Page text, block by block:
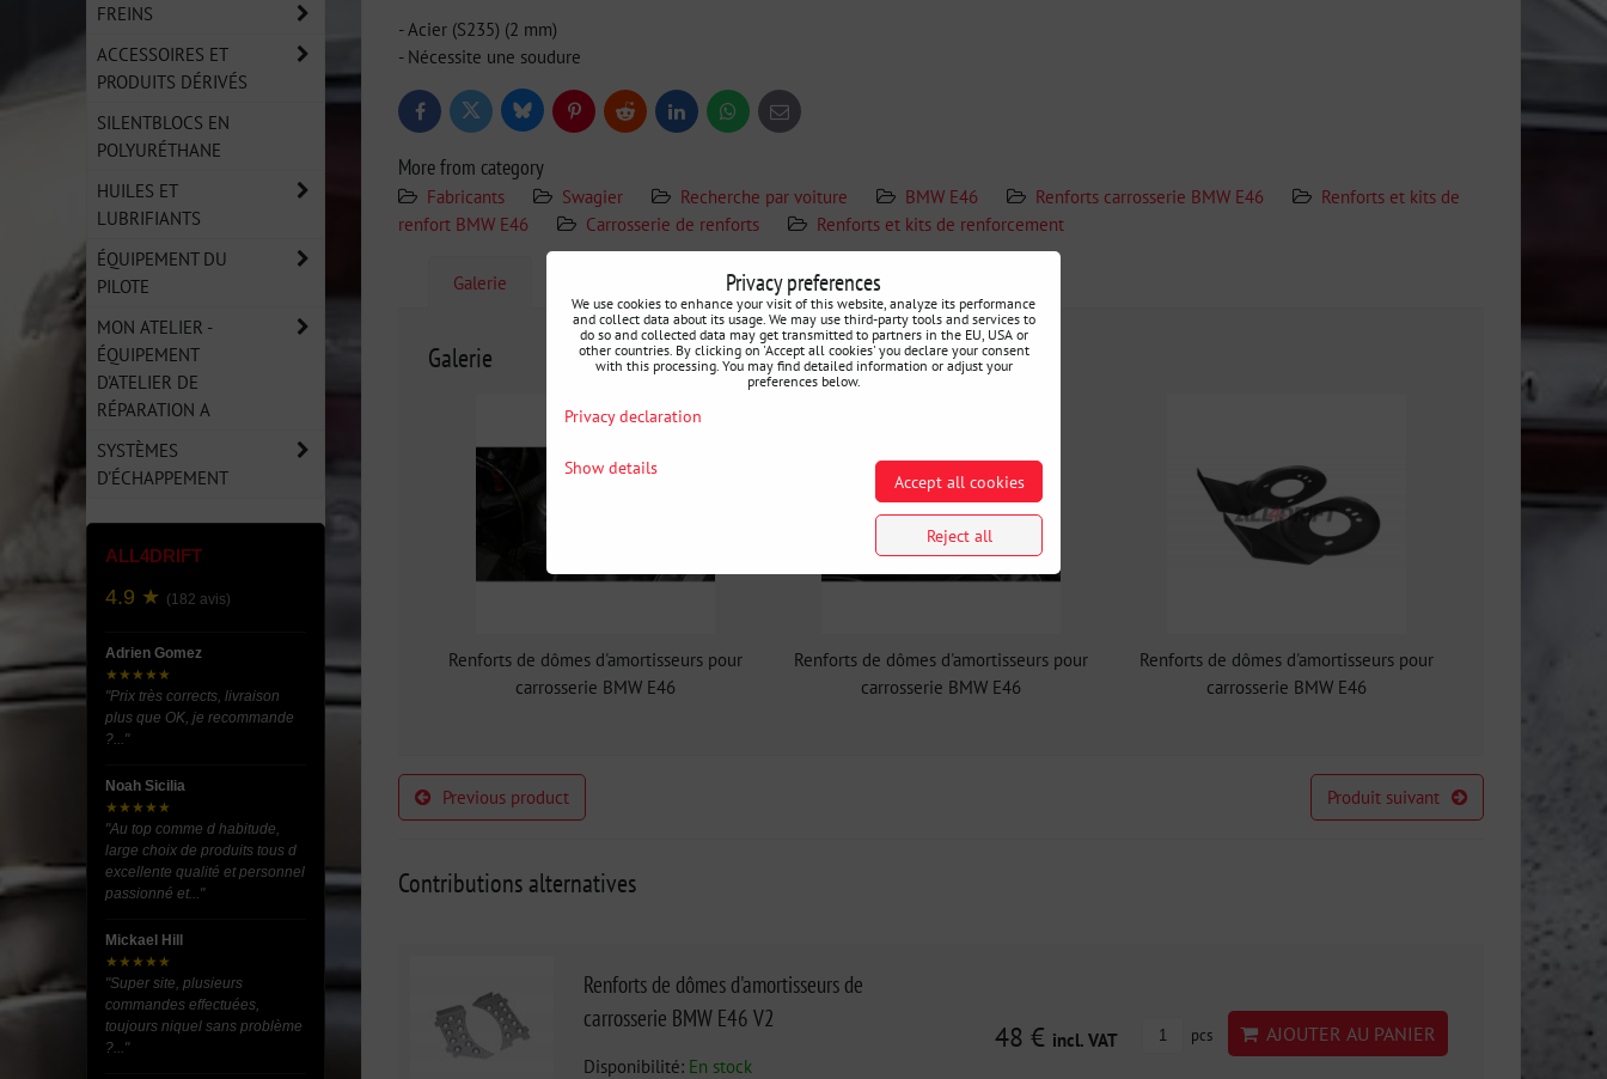
- Acier (S235) (2 mm)
- Nécessite une soudure
FacebookTwitter BlueskyPinterestReddit LinkedInWhatsApp
E-
mail
More from category
Fabricants Swagier Recherche par voiture BMW E46 Renforts carrosserie BMW E46
Renforts et kits de
renfort BMW E46
Carrosserie de renforts Renforts et kits de renforcement
Galerie Informations Complémentaires
Galerie
Renforts de dômes d'amortisseurs pour
carrosserie BMW E46
Renforts de dômes d'amortisseurs pour
carrosserie BMW E46
Renforts de dômes d'amortisseurs pour
carrosserie BMW E46
Previous product Produit suivant
Contributions alternatives
Renforts de dômes d'amortisseurs de
carrosserie BMW E46 V2
Disponibilité: En stock
48 € incl. VAT pcs AJOUTER AU PANIER
FREINS
ACCESSOIRES ET
PRODUITS DÉRIVÉS
SILENTBLOCS EN
POLYURÉTHANE
HUILES ET
LUBRIFIANTS
ÉQUIPEMENT DU
PILOTE
MON ATELIER -
ÉQUIPEMENT
D'ATELIER DE
RÉPARATION A
SYSTÈMES
D'ÉCHAPPEMENT
ALL4DRIFT
4.9 ★ (182 avis)
Adrien Gomez
★★★★★
"Prix très corrects, livraison
plus que OK, je recommande
?..."
Noah Sicilia
★★★★★
"Au top comme d habitude,
large choix de produits tous d
excellente qualité et personnel
passionné et..."
Mickael Hill
★★★★★
"Super site, plusieurs
commandes effectuées,
toujours niquel sans problème
?..."
Privacy preferences
We use cookies to enhance your visit of this website, analyze its performance
and collect data about its usage. We may use third-party tools and services to
do so and collected data may get transmitted to partners in the EU, USA or
other countries. By clicking on 'Accept all cookies' you declare your consent
with this processing. You may find detailed information or adjust your
preferences below.
Privacy declaration
Show details
Accept all cookies
Reject all